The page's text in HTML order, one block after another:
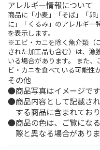
アレルギー情報について
商品に「小麦」「そば」「卵
に」「くるみ」のアレルギー
を表示します。
※エビ・カニを除く魚介類（
された加工品も含む）は、漁
いる場合があります。 また
ビ・カニを食べている可能性
その他
商品写真はイメージです
商品内容として記載さ
する商品に含まれており
商品の色は、ご覧にな
際と異なる場合がありま